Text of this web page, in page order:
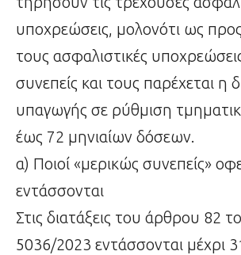
υποχρεώσεις, μολονότι ως προς
τους ασφαλιστικές
συνεπείς και τους παρέχεται η
υπαγωγής σε ρύθμιση
έως 72 μηνιαίων δόσεων.
α) Ποιοί «μερικώς συνεπείς»
εντάσσονται
Στις διατάξεις του άρθρου 82
5036/2023 εντάσσονται μέχρι